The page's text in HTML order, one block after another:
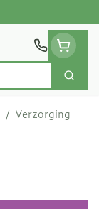
Zoek
/ Verzorging